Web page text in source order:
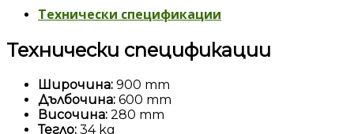
Технически спецификации
Технически спецификации
Широчина: 900 mm
Дълбочина: 600 mm
Височина: 280 mm
Тегло: 34 kg